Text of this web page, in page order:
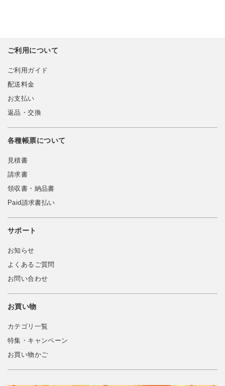
ご利用について
ご利用ガイド
配送料金
お支払い
返品・交換
各種帳票について
見積書
請求書
領収書・納品書
Paid請求書払い
サポート
お知らせ
よくあるご質問
お問い合わせ
お買い物
カテゴリ一覧
特集・キャンペーン
お買い物かご